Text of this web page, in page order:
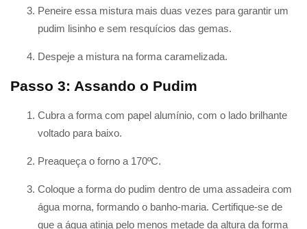
Peneire essa mistura mais duas vezes para garantir um
pudim lisinho e sem resquícios das gemas.
Despeje a mistura na forma caramelizada.
Passo 3: Assando o Pudim
Cubra a forma com papel alumínio, com o lado brilhante
voltado para baixo.
Preaqueça o forno a 170ºC.
Coloque a forma do pudim dentro de uma assadeira com
água morna, formando o banho-maria. Certifique-se de
que a água atinja pelo menos metade da altura da forma